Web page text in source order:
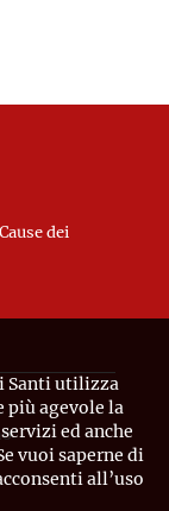
dei
Santi utilizza
più agevole la
ed anche
vuoi saperne di
all’uso